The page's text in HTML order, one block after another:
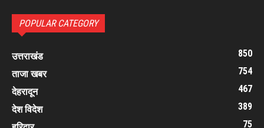
POPULAR CATEGORY
उत्तराखंड
850
ताजा खबर
754
देहरादून
467
देश विदेश
389
75